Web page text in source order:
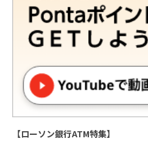
【ローソン銀行ATM特集】